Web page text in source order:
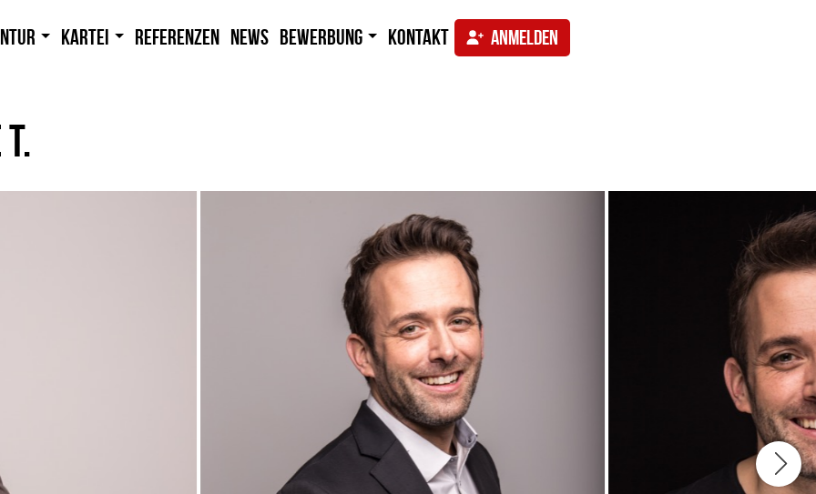
Kartei Referenzen News Bewerbung Kontakt ANMELDEN